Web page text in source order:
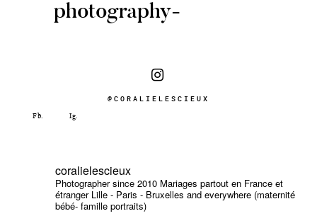
photography-
@CORALIELESCIEUX
coralielescieux
Photographer since 2010 Mariages partout en France et
étranger Lille - Paris - Bruxelles and everywhere (maternité
bébé- famille portraits)